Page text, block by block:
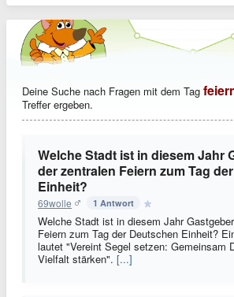
Deine Suche nach Fragen mit dem Tag
Treffer ergeben.
Welche Stadt ist in diesem Jahr
der zentralen Feiern zum Tag
Einheit?
69wolle 1 Antwort
Welche Stadt ist in diesem Jahr
Feiern zum Tag der Deutschen Einheit?
lautet "Vereint Segel setzen: Gemeinsam
Vielfalt stärken". [...]